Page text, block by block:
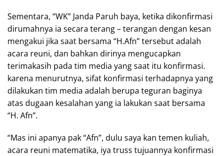
Sementara, “WK” Janda Paruh baya, ketika dikonfirmasi
dirumahnya ia secara terang – terangan dengan kesan
mengakui jika saat bersama “H.Afn” tersebut adalah
acara reuni, dan bahkan dirinya mengucapkan
terimakasih pada tim media yang saat itu konfirmasi.
karena menurutnya, sifat konfirmasi terhadapnya yang
dilakukan tim media adalah berupa teguran baginya
atas dugaan kesalahan yang ia lakukan saat bersama
“H. Afn”.
“Mas ini apanya pak “Afn”, dulu saya kan temen kuliah,
acara reuni matematika, iya truss tujuannya konfirmasi